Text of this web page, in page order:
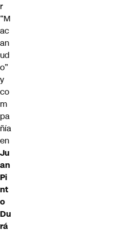
r
“M
ac
an
ud
o”
y
co
m
pa
ñía
en
Ju
an
Pi
nt
o
Du
rá